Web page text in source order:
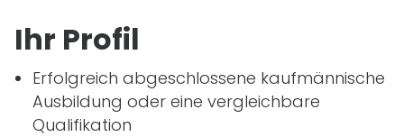
Ihr Profil
Erfolgreich abgeschlossene kaufmännische
Ausbildung oder eine vergleichbare
Qualifikation